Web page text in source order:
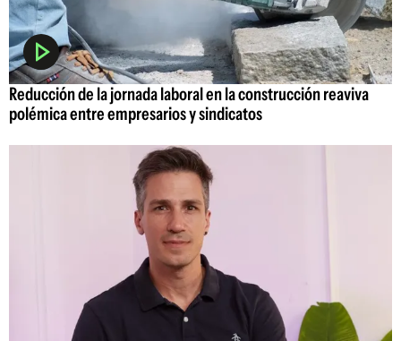
Reducción de la jornada laboral en la construcción reaviva
polémica entre empresarios y sindicatos